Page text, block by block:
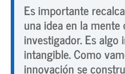
Es importante
una idea en la
investigador. Es algo
intangible. Como
innovación se